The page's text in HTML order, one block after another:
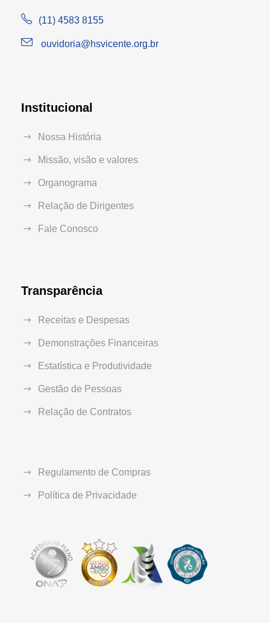
(11) 4583 8155
ouvidoria@hsvicente.org.br
Institucional
Nossa História
Missão, visão e valores
Organograma
Relação de Dirigentes
Fale Conosco
Transparência
Receitas e Despesas
Demonstrações Financeiras
Estatística e Produtividade
Gestão de Pessoas
Relação de Contratos
Regulamento de Compras
Política de Privacidade